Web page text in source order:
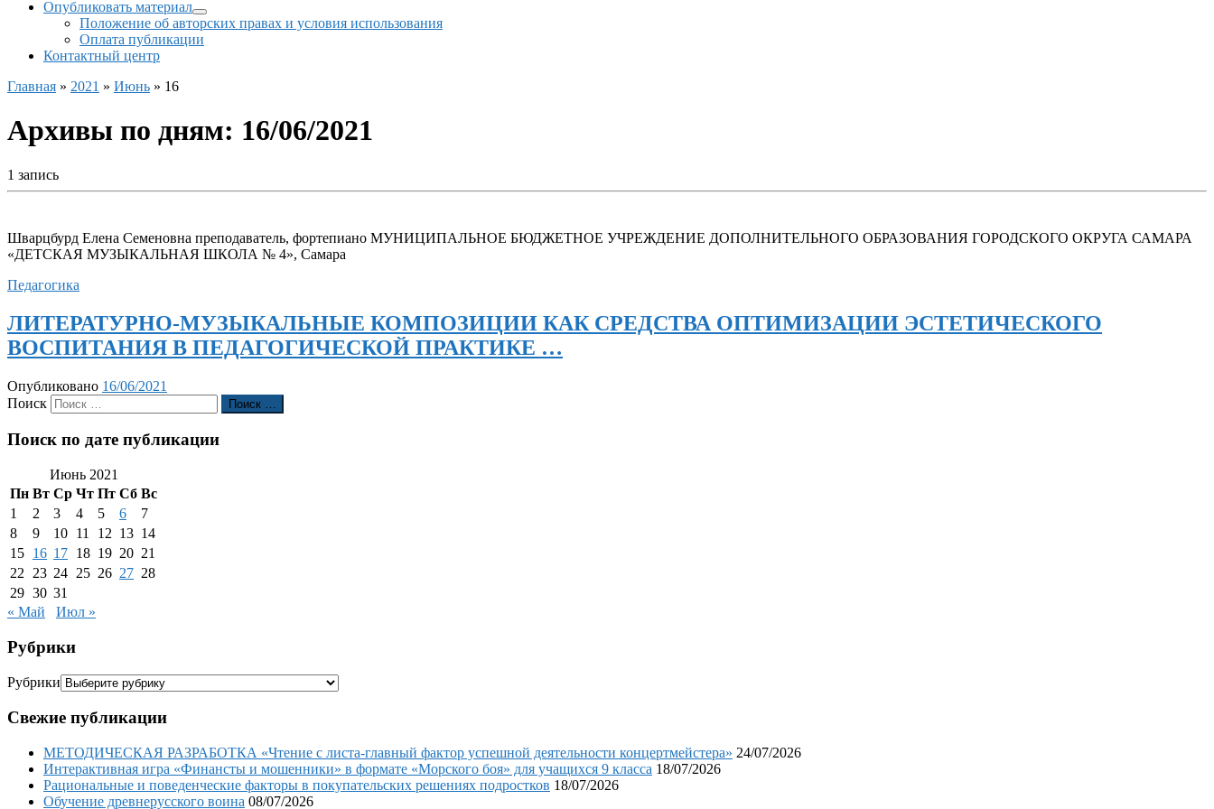
Опубликовать материал
Положение об авторских правах и условия использования
Оплата публикации
Контактный центр
Главная » 2021 » Июнь » 16
Архивы по дням: 16/06/2021
1 запись
Шварцбурд Елена Семеновна преподаватель, фортепиано МУНИЦИПАЛЬНОЕ БЮДЖЕТНОЕ УЧРЕЖДЕНИЕ ДОПОЛНИТЕЛЬНОГО ОБРАЗОВАНИЯ ГОРОДСКОГО ОКРУГА САМАРА
«ДЕТСКАЯ МУЗЫКАЛЬНАЯ ШКОЛА № 4», Самара
Педагогика
ЛИТЕРАТУРНО-МУЗЫКАЛЬНЫE КОМПОЗИЦИИ КАК СРЕДСТВА ОПТИМИЗАЦИИ ЭСТЕТИЧЕСКОГО
ВОСПИТАНИЯ В ПЕДАГОГИЧЕСКОЙ ПРАКТИКЕ …
Опубликовано 16/06/2021
Поиск
Поиск …
Поиск по дате публикации
Июнь 2021
Пн Вт Ср Чт Пт Сб Вс
1
2 3 4 5 6
7
8
9 10 11 12 13 14
15 16 17 18 19 20 21
22
23 24 25 26 27 28
29 30 31
« Май
Июл »
Рубрики
Рубрики
Свежие публикации
МЕТОДИЧЕСКАЯ РАЗРАБОТКА «Чтение с листа-главный фактор успешной деятельности концертмейстера» 24/07/2026
Интерактивная игра «Финансты и мошенники» в формате «Морского боя» для учащихся 9 класса 18/07/2026
Рациональные и поведенческие факторы в покупательских решениях подростков 18/07/2026
Обучение древнерусского воина 08/07/2026